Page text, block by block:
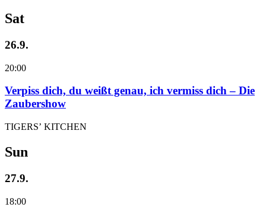
Sat
26.9.
20:00
Verpiss dich, du weißt genau, ich vermiss dich – Die
Zaubershow
TIGERS’ KITCHEN
Sun
27.9.
18:00